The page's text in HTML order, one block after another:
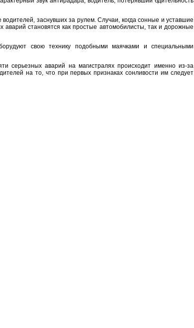
заснувших за рулем. Случаи, когда сонные и уставшие
аварий становятся как простые автомобилисты, так и дорожные
свою технику подобными маячками и специальными
серьезных аварий на магистралях происходит именно из-за
на то, что при первых признаках сонливости им следует